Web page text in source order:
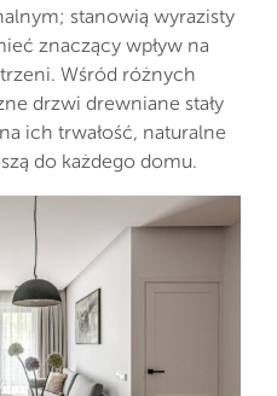
stanowią wyrazisty
znaczący wpływ na
Wśród różnych
drzwi drewniane stały
ich trwałość, naturalne
do każdego domu.